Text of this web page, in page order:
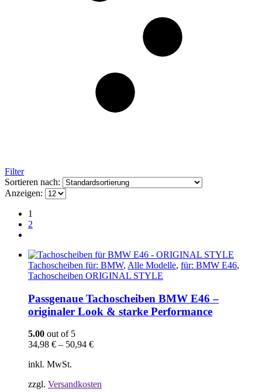
Filter
Sortieren nach:
Anzeigen:
1
2
Tachoscheiben für: BMW, Alle Modelle, für: BMW E46,
Tachoscheiben ORIGINAL STYLE
Passgenaue Tachoscheiben BMW E46 –
originaler Look & starke Performance
5.00 out of 5
34,98 € – 50,94 €
inkl. MwSt.
zzgl. Versandkosten